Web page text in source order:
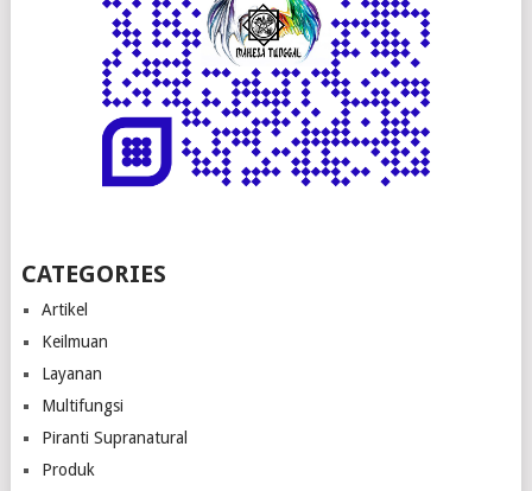
CATEGORIES
Artikel
Keilmuan
Layanan
Multifungsi
Piranti Supranatural
Produk